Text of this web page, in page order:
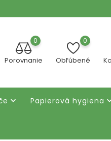
0
Porovnanie
0
Obľúbené
 Papierová hygiena